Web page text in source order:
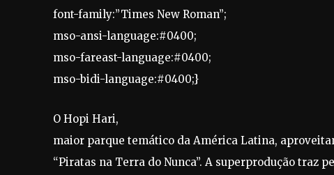
font-family:”Times New Roman”;
mso-ansi-language:#0400;
mso-fareast-language:#0400;
mso-bidi-language:#0400;}
O Hopi Hari,
maior parque temático da América Latina,
“Piratas na Terra do Nunca”. A superprodução traz